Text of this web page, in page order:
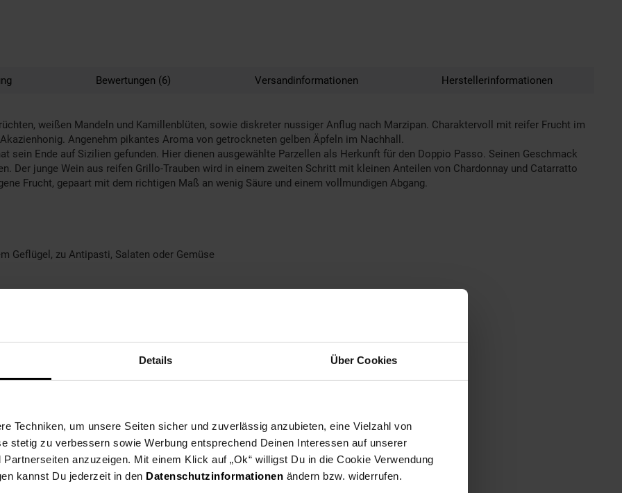
Details Über Cookies
Techniken, um unsere Seiten sicher und zuverlässig anzubieten, eine Vielzahl von
stetig zu verbessern sowie Werbung entsprechend Deinen Interessen auf unserer
anzuzeigen. Mit einem Klick auf „Ok“ willigst Du in die Cookie Verwendung
kannst Du jederzeit in den Datenschutzinformationen ändern bzw. widerrufen.
Bewertungen (6) Versandinformationen Herstellerinformationen
weißen Mandeln und Kamillenblüten, sowie diskreter nussiger Anflug nach Marzipan. Charaktervoll mit reifer Frucht im
Angenehm pikantes Aroma von getrockneten gelben Äpfeln im Nachhall.
sein Ende auf Sizilien gefunden. Hier dienen ausgewählte Parzellen als Herkunft für den Doppio Passo. Seinen Geschmack
Der junge Wein aus reifen Grillo-Trauben wird in einem zweiten Schritt mit kleinen Anteilen von Chardonnay und Catarratto
Frucht, gepaart mit dem richtigen Maß an wenig Säure und einem vollmundigen Abgang.
Geflügel, zu Antipasti, Salaten oder Gemüse